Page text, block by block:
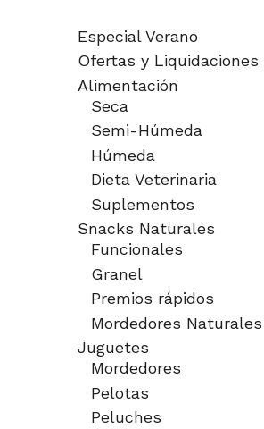
Especial Verano
Ofertas y Liquidaciones
Alimentación
Seca
Semi-Húmeda
Húmeda
Dieta Veterinaria
Suplementos
Snacks Naturales
Funcionales
Granel
Premios rápidos
Mordedores Naturales
Juguetes
Mordedores
Pelotas
Peluches